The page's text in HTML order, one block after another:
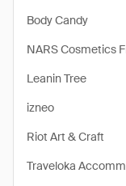
Body Candy
NARS Cosmetics
Leanin Tree
izneo
Riot Art & Craft
Traveloka